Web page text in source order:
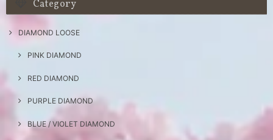
Category
DIAMOND LOOSE
PINK DIAMOND
RED DIAMOND
PURPLE DIAMOND
BLUE / VIOLET DIAMOND